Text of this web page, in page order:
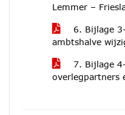
Lemmer –
6. Bijlage
ambtshalve
7. Bijlage
overlegpartners